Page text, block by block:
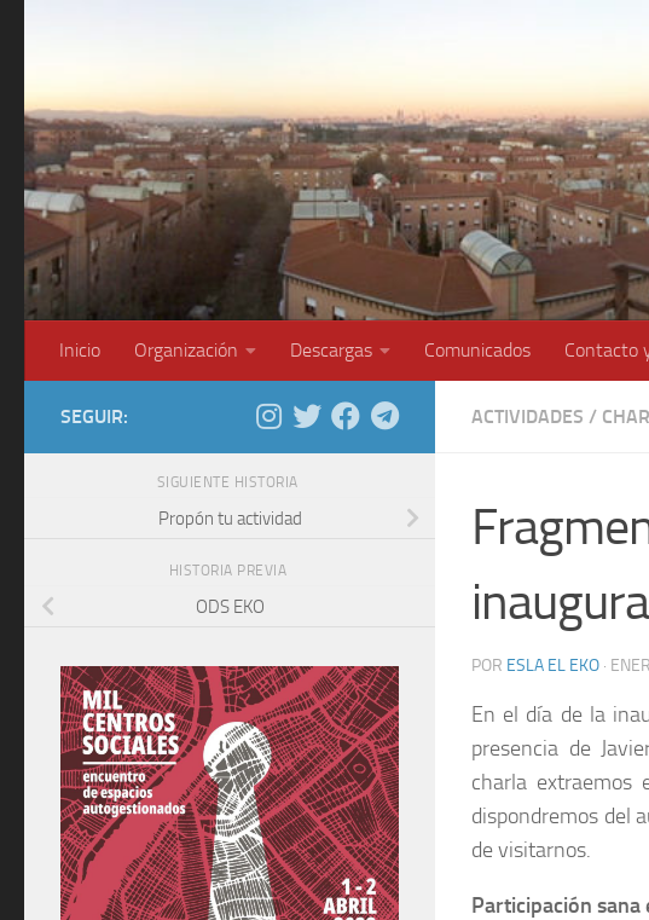
Inicio Organización Descargas Comunicados Contacto
ACTIVIDADES /
POR ESLA EL EKO ·
En el día de la
presencia de
charla extraemos
dispondremos del
de visitarnos.
Participación sana
SEGUIR:
SIGUIENTE HISTORIA
Propón tu actividad
HISTORIA PREVIA
ODS EKO